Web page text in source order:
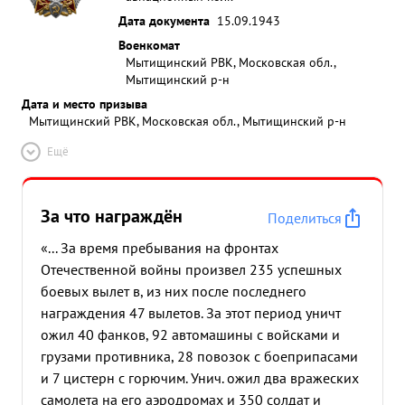
Дата документа 15.09.1943
Военкомат
Мытищинский РВК, Московская обл.,
Мытищинский р-н
Дата и место призыва
Мытищинский РВК, Московская обл., Мытищинский р-н
Ещё
За что награждён
Поделиться
«... За время пребывания на фронтах
Отечественной войны произвел 235 успешных
боевых вылет в, из них после последнего
награждения 47 вылетов. За этот период уничт
ожил 40 фанков, 92 автомашины с войсками и
грузами противника, 28 повозок с боеприпасами
и 7 цистерн с горючим. Унич. ожил два вражеских
самолета на его аэродромах и 350 солдат и